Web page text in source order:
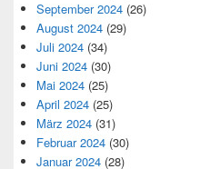
September 2024 (26)
August 2024 (29)
Juli 2024 (34)
Juni 2024 (30)
Mai 2024 (25)
April 2024 (25)
März 2024 (31)
Februar 2024 (30)
Januar 2024 (28)